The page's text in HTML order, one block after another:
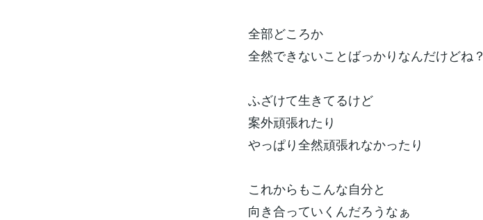
全部どころか
全然できないことばっかりなんだけどね？
ふざけて生きてるけど
案外頑張れたり
やっぱり全然頑張れなかったり
これからもこんな自分と
向き合っていくんだろうなぁ